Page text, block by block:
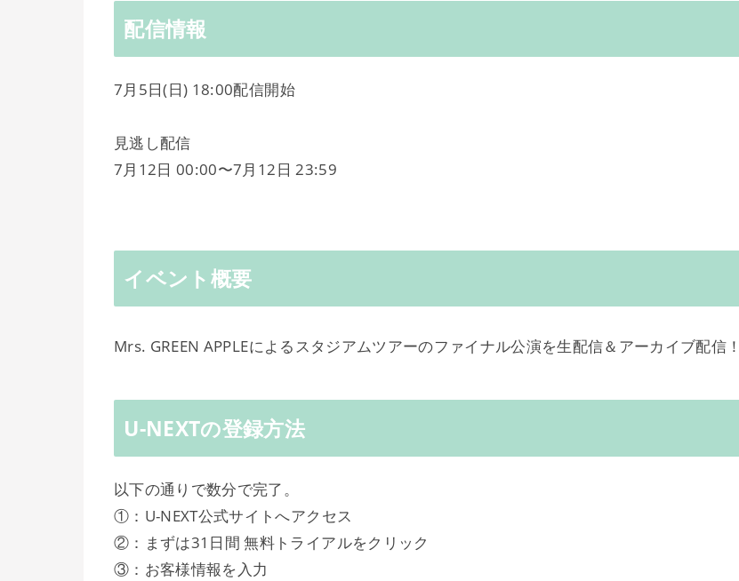
配信情報
7月5日(日) 18:00配信開始
見逃し配信
7月12日 00:00〜7月12日 23:59
イベント概要
Mrs. GREEN APPLEによるスタジアムツアーのファイナル公演を生配信＆アーカイブ配信！
U-NEXTの登録方法
以下の通りで数分で完了。
①：U-NEXT公式サイトへアクセス
②：まずは31日間 無料トライアルをクリック
③：お客様情報を入力